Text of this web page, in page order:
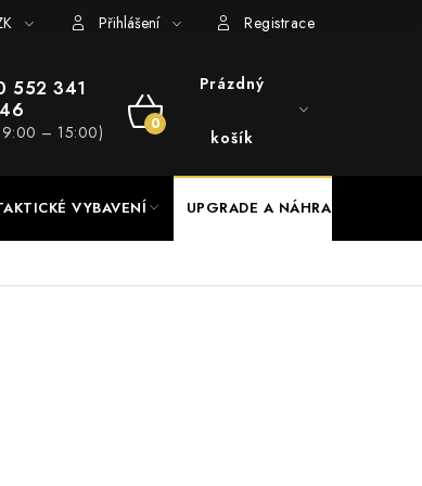
Hodnocení obchodu
Přihlášení Registrace
552 341
– 15:00)
NÁKUPNÍ
Prázdný
košík
VYBAVENÍ UPGRADE A NÁHRADNÍ DÍLY